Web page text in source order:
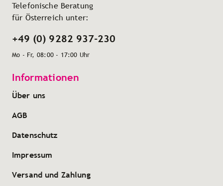
Telefonische Beratung
für Österreich unter:
+49 (0) 9282 937-230
Mo - Fr, 08:00 - 17:00 Uhr
Informationen
Über uns
AGB
Datenschutz
Impressum
Versand und Zahlung